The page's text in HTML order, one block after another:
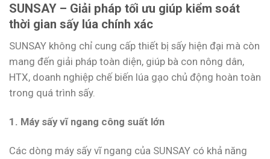
SUNSAY – Giải pháp tối ưu giúp kiểm soát
thời gian sấy lúa chính xác
SUNSAY không chỉ cung cấp thiết bị sấy hiện đại mà còn
mang đến giải pháp toàn diện, giúp bà con nông dân,
HTX, doanh nghiệp chế biến lúa gạo chủ động hoàn toàn
trong quá trình sấy.
1. Máy sấy vĩ ngang công suất lớn
Các dòng máy sấy vĩ ngang của SUNSAY có khả năng